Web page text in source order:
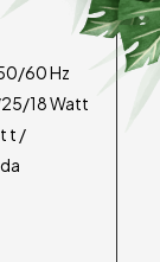
60 Hz
18 Watt
t /